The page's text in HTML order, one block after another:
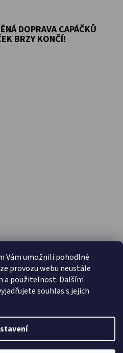
Vám umožnili pohodlné
provozu webu neustále
a použitelnost. Dalším
souhlas s jejich
DOPRAVA CAPÁČKŮ
BRZY KONČÍ!
PLATBY
Shoptet